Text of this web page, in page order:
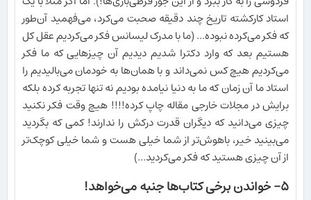
استاد کارکشته تاریخ چند دقیقه صحبت می‌کرد، می‌فهمید آن‌طور
که فکر می‌کرده نبوده... (ما با مدرک لیسانس فکر می‌کردیم عقل کل
هستیم بعد که وارد دکترا شدیم دیدیم آن چیزهایی که ما فکر
می‌کردیم هیچ کس نمی‌داند و با همان‌ها به خودمان می‌بالیدیم را
استاد ما آن زمان که ما به دنیا نیامده بودیم نه تنها تجربه کرده بلکه
برایش در مجلات خارجی مقاله چاپ کرده!!!! هیچ وقت فکر نکنید
چیزی می‌دانید که دیگران قدرت درکش را ندارند! کمی که بگردید
می‌بینید خیر، باهوش‌تر از شما خیلی هست و شما خیلی کوچک‌تر
از آن چیزی هستید که فکر می‌کردید...)
۵- خواندن برخی کتاب‌ها جنبه می‌خواهد!